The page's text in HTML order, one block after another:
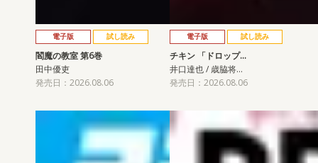
電子版 試し読み
閻魔の教室 第6巻
田中優吏
発売日：2026.08.06
電子版 試し読み
チキン 「ドロップ…
井口達也 / 歳脇将…
発売日：2026.08.06